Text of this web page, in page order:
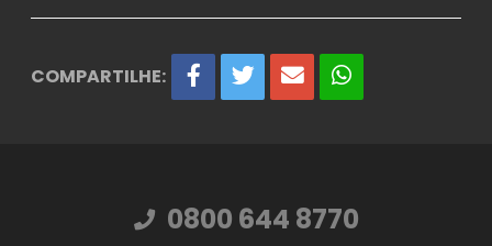
COMPARTILHE:
0800 644 8770